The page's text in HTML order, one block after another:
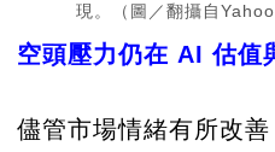
現。（圖／翻攝自
空頭壓力仍在 AI 估值
儘管市場情緒有所改